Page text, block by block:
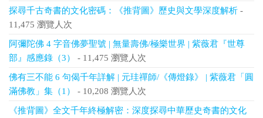
探尋千古奇書的文化密碼：《推背圖》歷史與文學深度解析 -
11,475 瀏覽人次
阿彌陀佛 4 字音佛夢聖號 | 無量壽佛/極樂世界 | 紫薇君『世尊
部』感應錄（3）
- 11,475 瀏覽人次
佛有三不能 6 句偈千年詳解 | 元珪禪師/《傳燈錄》 | 紫薇君「圓
滿佛教」集（1）
- 10,208 瀏覽人次
《推背圖》全文千年終極解密：深度探尋中華歷史奇書的文化